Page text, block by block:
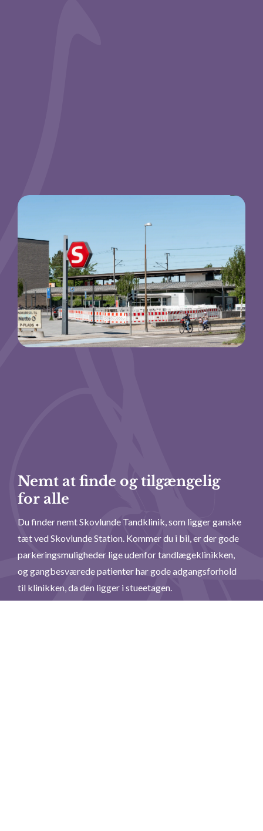
Nemt at finde og tilgængelig
for alle
Du finder nemt Skovlunde Tandklinik, som ligger ganske
tæt ved Skovlunde Station. Kommer du i bil, er der gode
parkeringsmuligheder lige udenfor tandlægeklinikken,
og gangbesværede patienter har gode adgangsforhold
til klinikken, da den ligger i stueetagen.